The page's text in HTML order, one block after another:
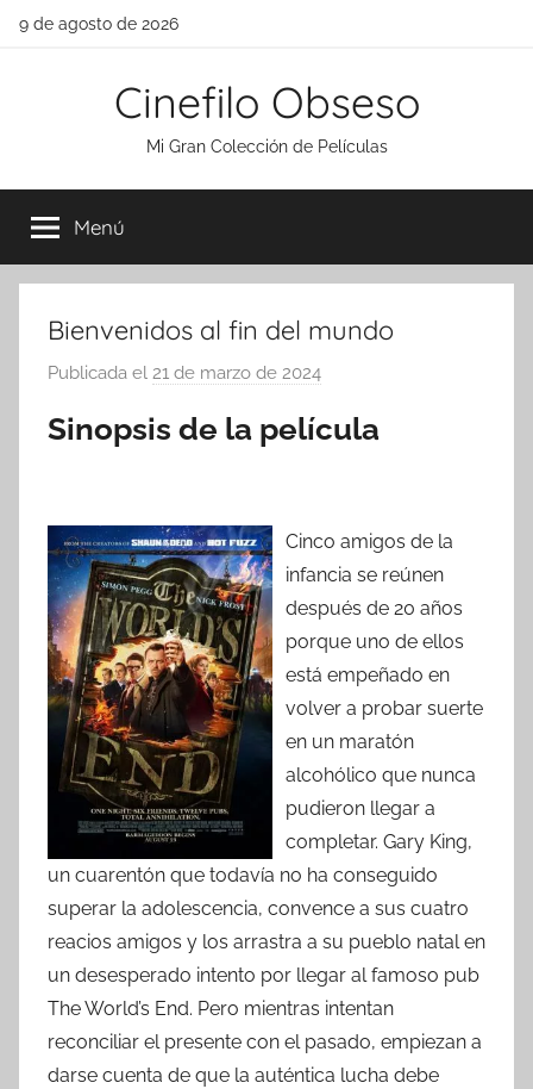
Saltar
9 de agosto de 2026
Cinefilo Obseso
Mi Gran Colección de Películas
Menú
Bienvenidos al fin del mundo
Publicada el 21 de marzo de 2024
r
Sinopsis de la película
Cinco amigos de la
infancia se reúnen
después de 20 años
porque uno de ellos
está empeñado en
volver a probar suerte
en un maratón
alcohólico que nunca
pudieron llegar a
completar. Gary King,
un cuarentón que todavía no ha conseguido
superar la adolescencia, convence a sus cuatro
reacios amigos y los arrastra a su pueblo natal en
un desesperado intento por llegar al famoso pub
The World’s End. Pero mientras intentan
reconciliar el presente con el pasado, empiezan a
darse cuenta de que la auténtica lucha debe